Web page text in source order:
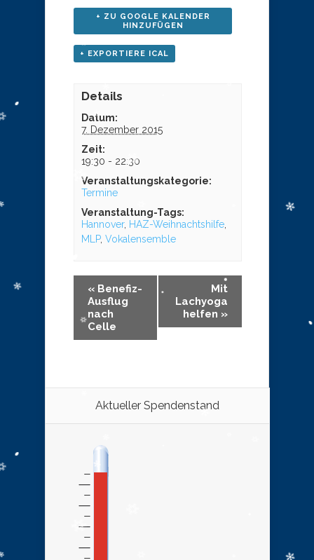
+ ZU GOOGLE KALENDER
HINZUFÜGEN
+ EXPORTIERE ICAL
Details
Datum:
7. Dezember 2015
Zeit:
19:30 - 22:30
Veranstaltungskategorie:
Termine
Veranstaltung-Tags:
Hannover, HAZ-Weihnachtshilfe,
MLP, Vokalensemble
« Benefiz-
Ausflug
nach
Celle
Mit
Lachyoga
helfen »
Aktueller Spendenstand